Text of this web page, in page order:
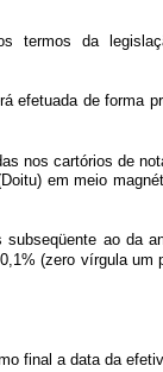
termos da
efetuada de forma
nos cartórios de
em meio
ao da
(zero vírgula
a data da